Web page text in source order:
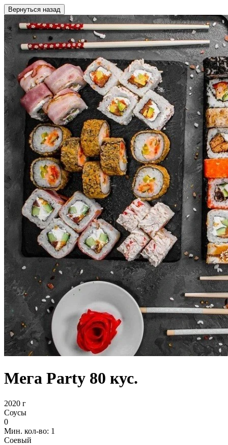
Вернуться назад
Мега Party 80 кус.
2020 г
Соусы
0
Мин. кол-во: 1
Соевый